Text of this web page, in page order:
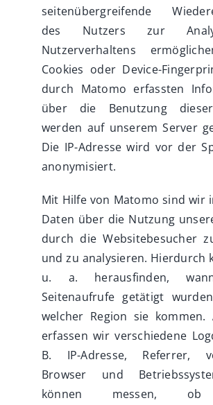
seitenübergreifende
des Nutzers zur
Nutzerverhaltens
Cookies oder Device-
durch Matomo erfassten
über die Benutzung
werden auf unserem Server
Die IP-Adresse wird vor der
anonymisiert.
Mit Hilfe von Matomo sind wir
Daten über die Nutzung
durch die Websitebesucher
und zu analysieren. Hierdurch
u. a. herausfinden,
Seitenaufrufe getätigt
welcher Region sie kommen.
erfassen wir verschiedene
B. IP-Adresse, Referrer,
Browser und
können messen, ob